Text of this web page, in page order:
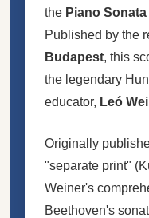
the Piano Sonata
Published by the
Budapest, this
the legendary
educator, Leó
Originally
"separate print"
Weiner's
Beethoven's